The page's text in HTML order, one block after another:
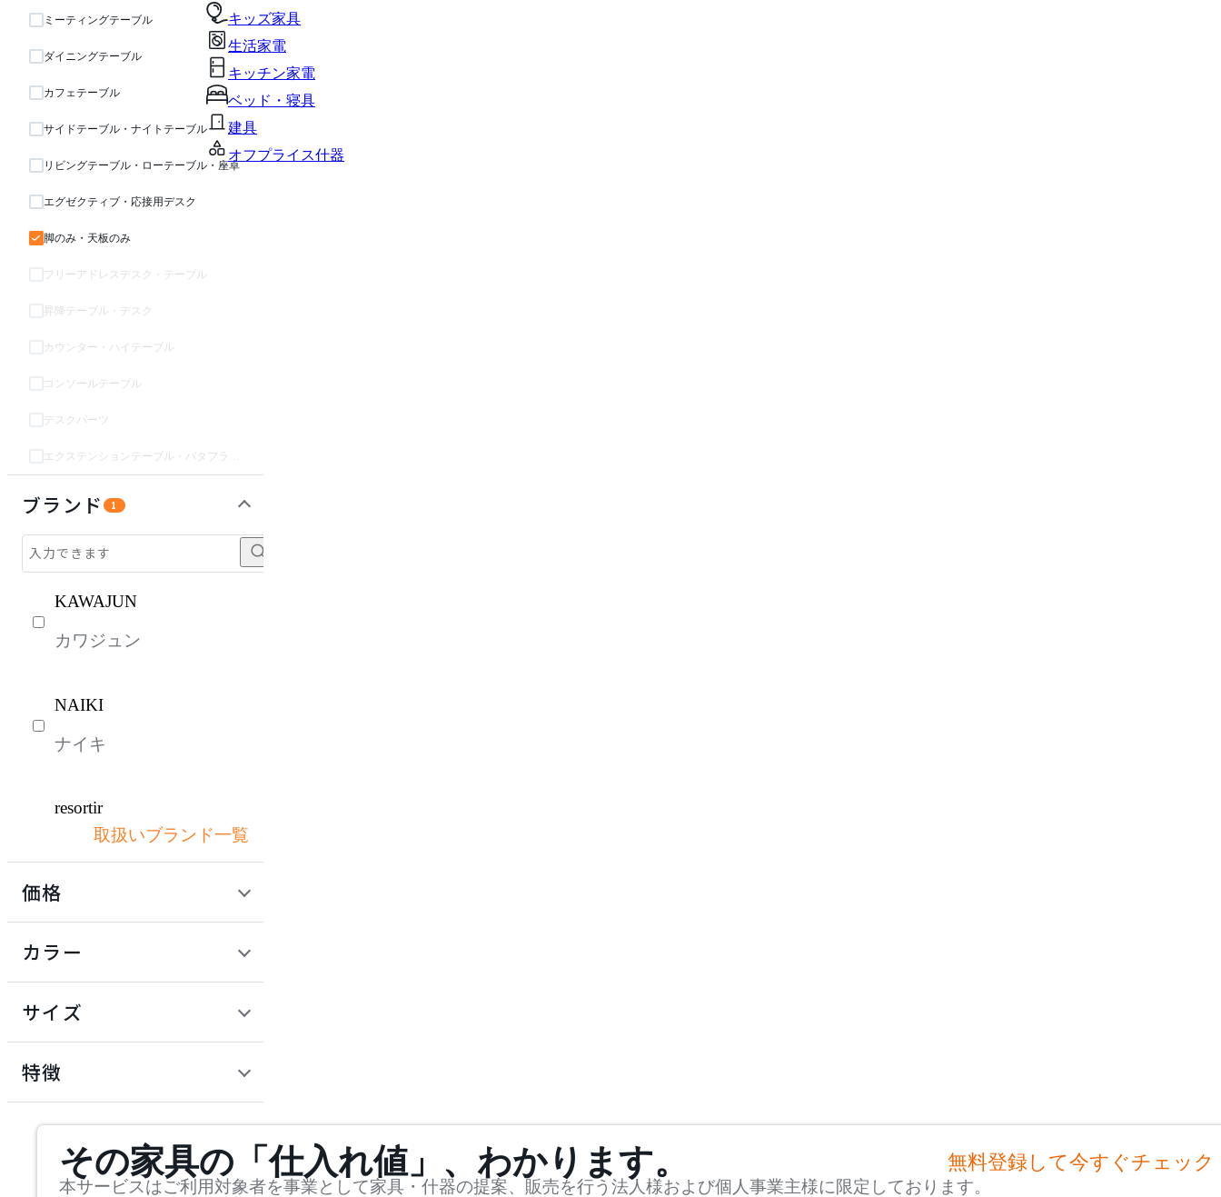
キッズ家具
生活家電
キッチン家電
ベッド・寝具
建具
オフプライス什器
ミーティングテーブル
ダイニングテーブル
カフェテーブル
サイドテーブル・ナイトテーブル
リビングテーブル・ローテーブル・座卓
エグゼクティブ・応接用デスク
脚のみ・天板のみ
フリーアドレスデスク・テーブル
昇降テーブル・デスク
カウンター・ハイテーブル
コンソールテーブル
デスクパーツ
ブランド 1
KAWAJUN
カワジュン
NAIKI
ナイキ
resortir
リゾルティール
タカノモッコウ
Work Plus
取扱いブランド一覧
価格
カラー
サイズ
mm
検索
~
特徴
その家具の「仕入れ値」、わかります。 無料登録して今すぐチェック
本サービスはご利用対象者を事業として家具・什器の提案、販売を行う法人様および個人事業主様に限定しております。